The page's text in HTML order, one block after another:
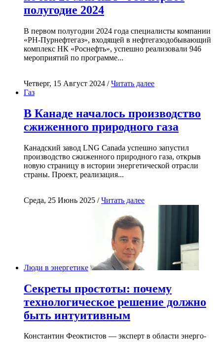
полугодие 2024
В первом полугодии 2024 года специалисты компании
«РН-Пурнефтегаз», входящей в нефтегазодобывающий
комплекс НК «Роснефть», успешно реализовали 946
мероприятий по программе...
Четверг, 15 Август 2024 /Читать далее
Газ
В Канаде началось производство
сжиженного природного газа
Канадский завод LNG Canada успешно запустил
производство сжиженного природного газа, открыв
новую страницу в истории энергетической отрасли
страны. Проект, реализация...
Среда, 25 Июнь 2025 /Читать далее
Люди в энергетике
Секреты простоты: почему
технологическое решение должно
быть интуитивным
Константин Феоктистов — эксперт в области энерго-